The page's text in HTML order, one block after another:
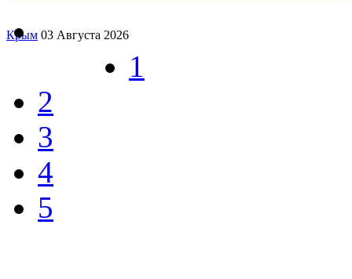
Крым 03 Августа 2026
1
2
3
4
5